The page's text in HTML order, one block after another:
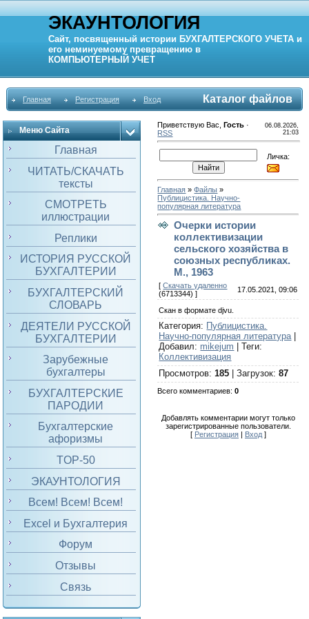
ЭКАУНТОЛОГИЯ
Сайт, посвященный истории БУХГАЛТЕРСКОГО УЧЕТА и
его неминуемому превращению в
КОМПЬЮТЕРНЫЙ УЧЕТ
Главная Регистрация Вход Каталог файлов
Меню Сайта
Главная
ЧИТАТЬ/СКАЧАТЬ
тексты
СМОТРЕТЬ
иллюстрации
Реплики
ИСТОРИЯ РУССКОЙ
БУХГАЛТЕРИИ
БУХГАЛТЕРСКИЙ
СЛОВАРЬ
ДЕЯТЕЛИ РУССКОЙ
БУХГАЛТЕРИИ
Зарубежные
бухгалтеры
БУХГАЛТЕРСКИЕ
ПАРОДИИ
Бухгалтерские
афоризмы
TOP-50
ЭКАУНТОЛОГИЯ
Всем! Всем! Всем!
Excel и Бухгалтерия
Форум
Отзывы
Связь
Приветствую Вас ,Гость ·
RSS
06.08.2026,
21:03
Личка:
Главная »Файлы »
Публицистика. Научно-
популярная литература
Очерки истории
коллективизации
сельского хозяйства в
союзных республиках.
М., 1963
[Скачать удаленно
(6713344) ]
17.05.2021, 09:06
Скан в формате djvu.
Категория: Публицистика.
Научно-популярная литература|
Добавил: mikejum |Теги:
Коллективизация
Просмотров:185 |Загрузок:87
Всего комментариев:0
Добавлять комментарии могут только
зарегистрированные пользователи.
[ Регистрация| Вход]